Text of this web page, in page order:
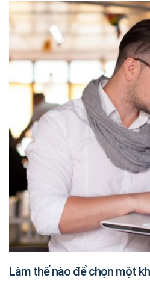
Làm thế nào để chọn một